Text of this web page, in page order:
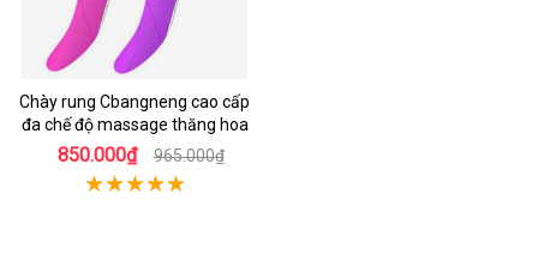
Chày rung Cbangneng cao cấp
đa chế độ massage thăng hoa
850.000₫ 965.000₫